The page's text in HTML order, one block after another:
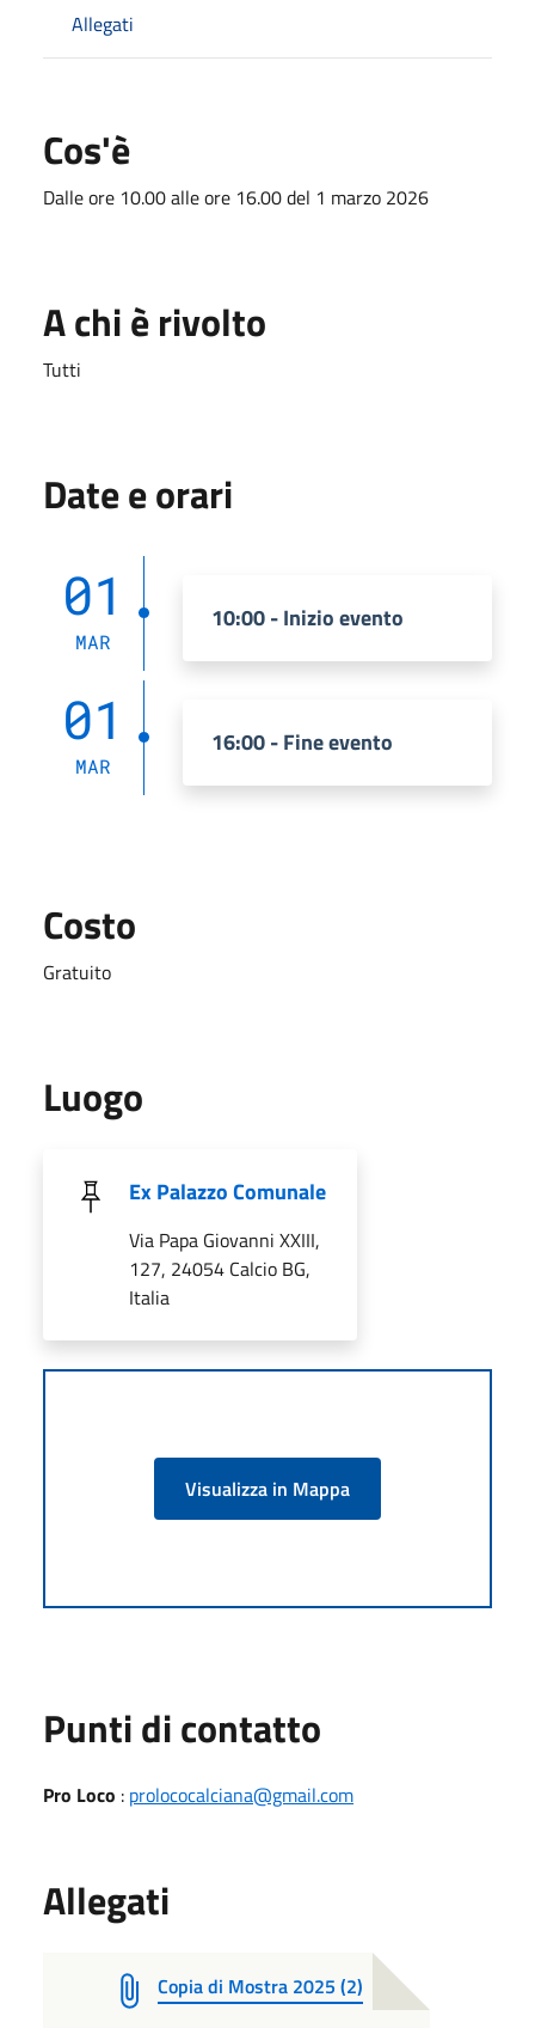
Allegati
Cos'è
Dalle ore 10.00 alle ore 16.00 del 1 marzo 2026
A chi è rivolto
Tutti
Date e orari
01
MAR
10:00 - Inizio evento
01
MAR
16:00 - Fine evento
Costo
Gratuito
Luogo
Ex Palazzo Comunale
Via Papa Giovanni XXIII,
127, 24054 Calcio BG,
Italia
Visualizza in Mappa
Punti di contatto
Pro Loco : prolococalciana@gmail.com
Allegati
Copia di Mostra 2025 (2)